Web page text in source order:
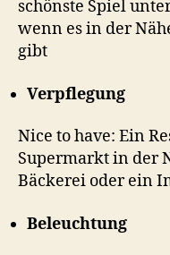
schönste Spiel
wenn es in der
gibt
Verpflegung
Nice to have: Ein
Supermarkt in der
Bäckerei oder ein
Beleuchtung